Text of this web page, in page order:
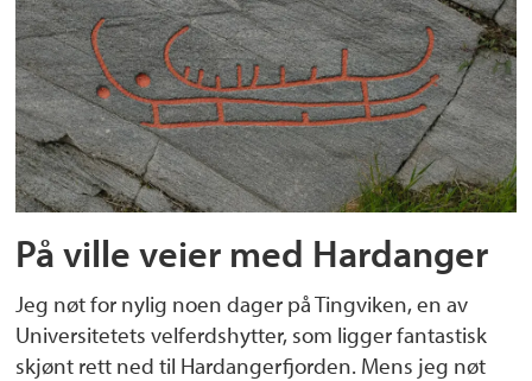
På ville veier med Hardanger
Jeg nøt for nylig noen dager på Tingviken, en av
Universitetets velferdshytter, som ligger fantastisk
skjønt rett ned til Hardangerfjorden. Mens jeg nøt